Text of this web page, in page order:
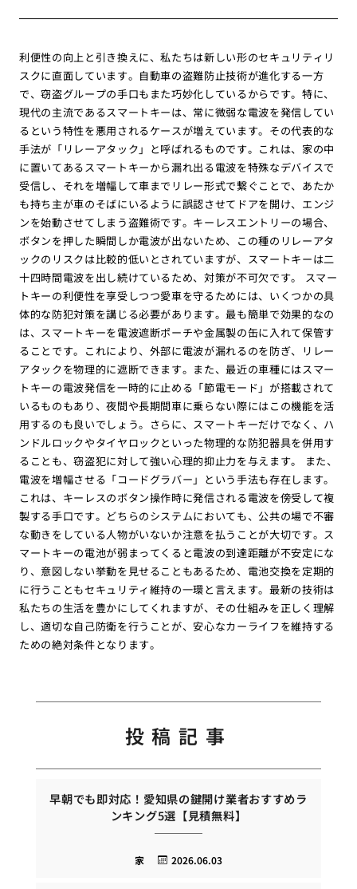
利便性の向上と引き換えに、私たちは新しい形のセキュリティリ
スクに直面しています。自動車の盗難防止技術が進化する一方
で、窃盗グループの手口もまた巧妙化しているからです。特に、
現代の主流であるスマートキーは、常に微弱な電波を発信してい
るという特性を悪用されるケースが増えています。その代表的な
手法が「リレーアタック」と呼ばれるものです。これは、家の中
に置いてあるスマートキーから漏れ出る電波を特殊なデバイスで
受信し、それを増幅して車までリレー形式で繋ぐことで、あたか
も持ち主が車のそばにいるように誤認させてドアを開け、エンジ
ンを始動させてしまう盗難術です。キーレスエントリーの場合、
ボタンを押した瞬間しか電波が出ないため、この種のリレーアタ
ックのリスクは比較的低いとされていますが、スマートキーは二
十四時間電波を出し続けているため、対策が不可欠です。 スマー
トキーの利便性を享受しつつ愛車を守るためには、いくつかの具
体的な防犯対策を講じる必要があります。最も簡単で効果的なの
は、スマートキーを電波遮断ポーチや金属製の缶に入れて保管す
ることです。これにより、外部に電波が漏れるのを防ぎ、リレー
アタックを物理的に遮断できます。また、最近の車種にはスマー
トキーの電波発信を一時的に止める「節電モード」が搭載されて
いるものもあり、夜間や長期間車に乗らない際にはこの機能を活
用するのも良いでしょう。さらに、スマートキーだけでなく、ハ
ンドルロックやタイヤロックといった物理的な防犯器具を併用す
ることも、窃盗犯に対して強い心理的抑止力を与えます。 また、
電波を増幅させる「コードグラバー」という手法も存在します。
これは、キーレスのボタン操作時に発信される電波を傍受して複
製する手口です。どちらのシステムにおいても、公共の場で不審
な動きをしている人物がいないか注意を払うことが大切です。ス
マートキーの電池が弱まってくると電波の到達距離が不安定にな
り、意図しない挙動を見せることもあるため、電池交換を定期的
に行うこともセキュリティ維持の一環と言えます。最新の技術は
私たちの生活を豊かにしてくれますが、その仕組みを正しく理解
し、適切な自己防衛を行うことが、安心なカーライフを維持する
ための絶対条件となります。
投稿記事
早朝でも即対応！愛知県の鍵開け業者おすすめラ
ンキング5選【見積無料】
2026.06.03
家